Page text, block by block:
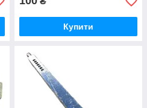
Купити